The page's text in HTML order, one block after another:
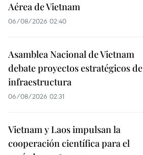
Aérea de Vietnam
06/08/2026 02:40
Asamblea Nacional de Vietnam
debate proyectos estratégicos de
infraestructura
06/08/2026 02:31
Vietnam y Laos impulsan la
cooperación científica para el